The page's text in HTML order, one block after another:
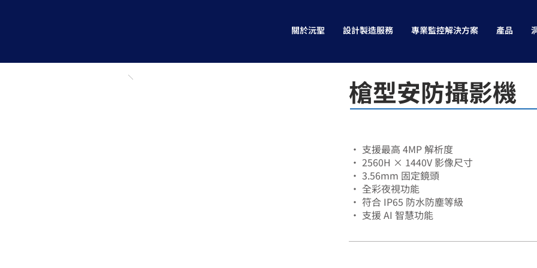
關於沅聖 設計製造服務 專業監控解決方案 產品
槍型安防攝影機
• 支援最高 4MP 解析度
• 2560H × 1440V 影像尺寸
• 3.56mm 固定鏡頭
• 全彩夜視功能
• 符合 IP65 防水防塵等級
• 支援 AI 智慧功能